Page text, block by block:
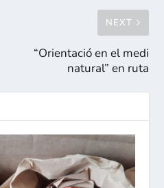
NEXT
“Orientació en el medi
natural” en ruta